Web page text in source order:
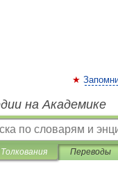
на Академике
Толкования Переводы